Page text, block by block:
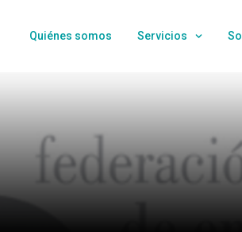
Quiénes somos Servicios